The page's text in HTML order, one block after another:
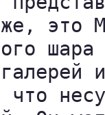
это
что